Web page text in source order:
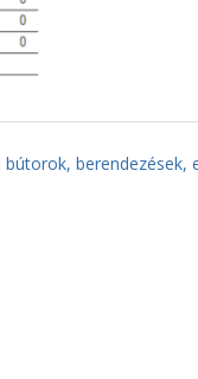
bútorok, berendezések,